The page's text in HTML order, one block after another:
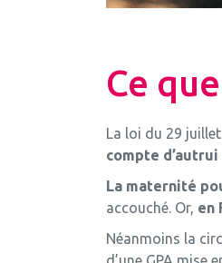
Ce
La loi du 29
compte
La maternité
accouché. Or, en
Néanmoins la